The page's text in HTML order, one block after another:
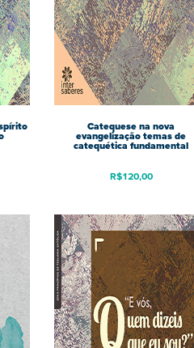
Catequese na nova
evangelização temas de
catequética fundamental
R$120,00